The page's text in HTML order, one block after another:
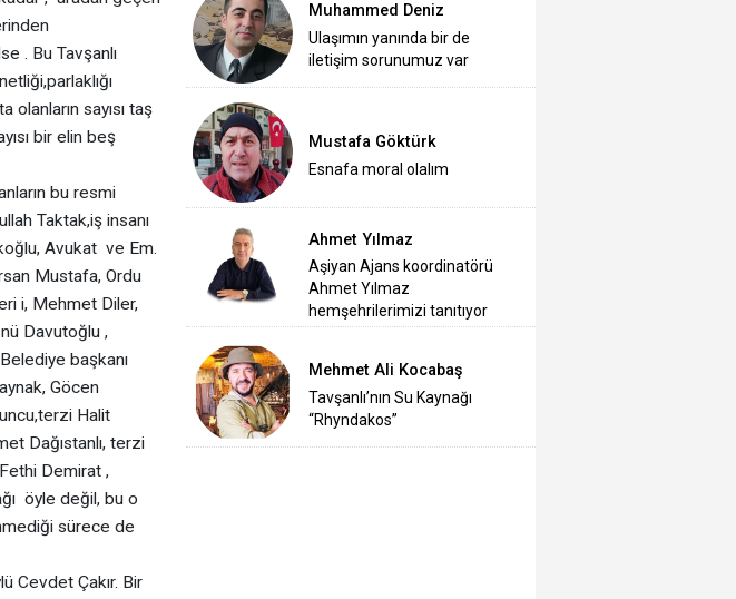
. Bu Tavşanlı
olanların sayısı taş
bir elin beş
bu resmi
Taktak,iş insanı
Avukat ve Em.
Mustafa, Ordu
i, Mehmet Diler,
Davutoğlu ,
başkanı
Göcen
Halit
Dağıstanlı, terzi
Demirat ,
öyle değil, bu o
sürece de
Çakır. Bir
Muhammed Deniz
Ulaşımın yanında bir de
iletişim sorunumuz var
Mustafa Göktürk
Esnafa moral olalım
Ahmet Yılmaz
Aşiyan Ajans koordinatörü
Ahmet Yılmaz
hemşehrilerimizi tanıtıyor
Mehmet Ali Kocabaş
Tavşanlı’nın Su Kaynağı
“Rhyndakos”